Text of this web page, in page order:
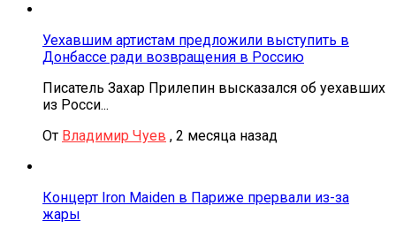
Уехавшим артистам предложили выступить в
Донбассе ради возвращения в Россию
Писатель Захар Прилепин высказался об уехавших
из Росси...
От Владимир Чуев , 2 месяца назад
Концерт Iron Maiden в Париже прервали из-за
жары